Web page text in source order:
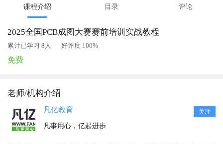
课程介绍 目录 评论
2025全国PCB成图大赛赛前培训实战教程
累计已学习 8人 好评度 100%
免费
老师/机构介绍
凡亿教育 关注
凡事用心，亿起进步